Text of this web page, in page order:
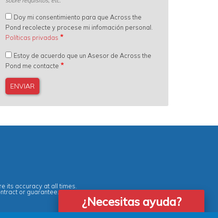
Doy mi consentimiento para que Across the
Pond recolecte y procese mi infomación personal.
Políticas privadas
Estoy de acuerdo que un Asesor de Across the
Pond me contacte
its accuracy at all times.
or guarantee.
¿Necesitas ayuda?